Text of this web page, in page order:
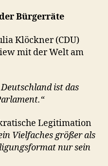
Bürgerräte
Klöckner (CDU)
mit der Welt am
ist das
Legitimation
Vielfaches größer als
nur sein